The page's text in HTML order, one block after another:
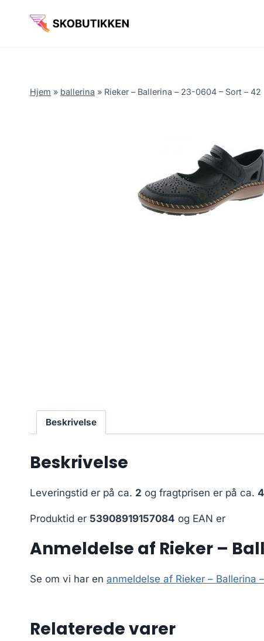
Hjem » ballerina » Rieker – Ballerina – 23-0604 – Sort – 42
Beskrivelse
Beskrivelse
Leveringstid er på ca. 2 og fragtprisen er på ca.
Produktid er 53908919157084 og EAN er
Anmeldelse af Rieker –
Se om vi har en anmeldelse af Rieker – Ballerina
Relaterede varer